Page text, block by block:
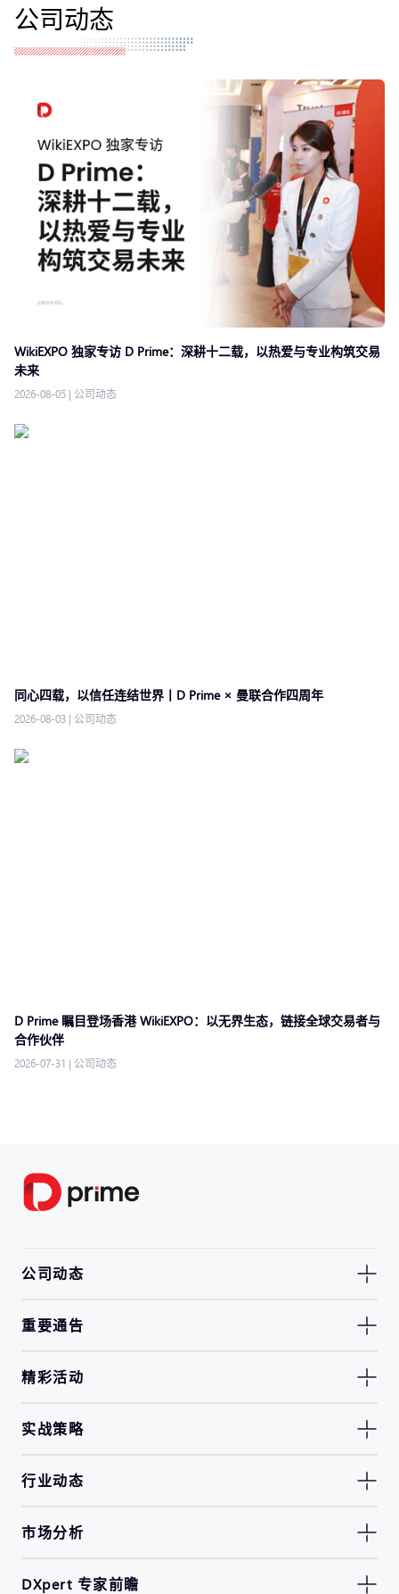
公司动态
WikiEXPO 独家专访 D Prime：深耕十二载，以热爱与专业构筑交易
未来
2026-08-05 | 公司动态
同心四载，以信任连结世界丨D Prime × 曼联合作四周年
2026-08-03 | 公司动态
D Prime 瞩目登场香港 WikiEXPO：以无界生态，链接全球交易者与
合作伙伴
2026-07-31 | 公司动态
公司动态
重要通告
精彩活动
实战策略
行业动态
市场分析
DXpert 专家前瞻